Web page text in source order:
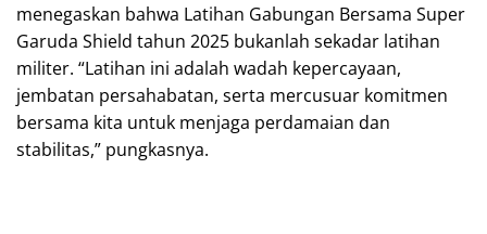
menegaskan bahwa Latihan Gabungan Bersama Super
Garuda Shield tahun 2025 bukanlah sekadar latihan
militer. “Latihan ini adalah wadah kepercayaan,
jembatan persahabatan, serta mercusuar komitmen
bersama kita untuk menjaga perdamaian dan
stabilitas,” pungkasnya.